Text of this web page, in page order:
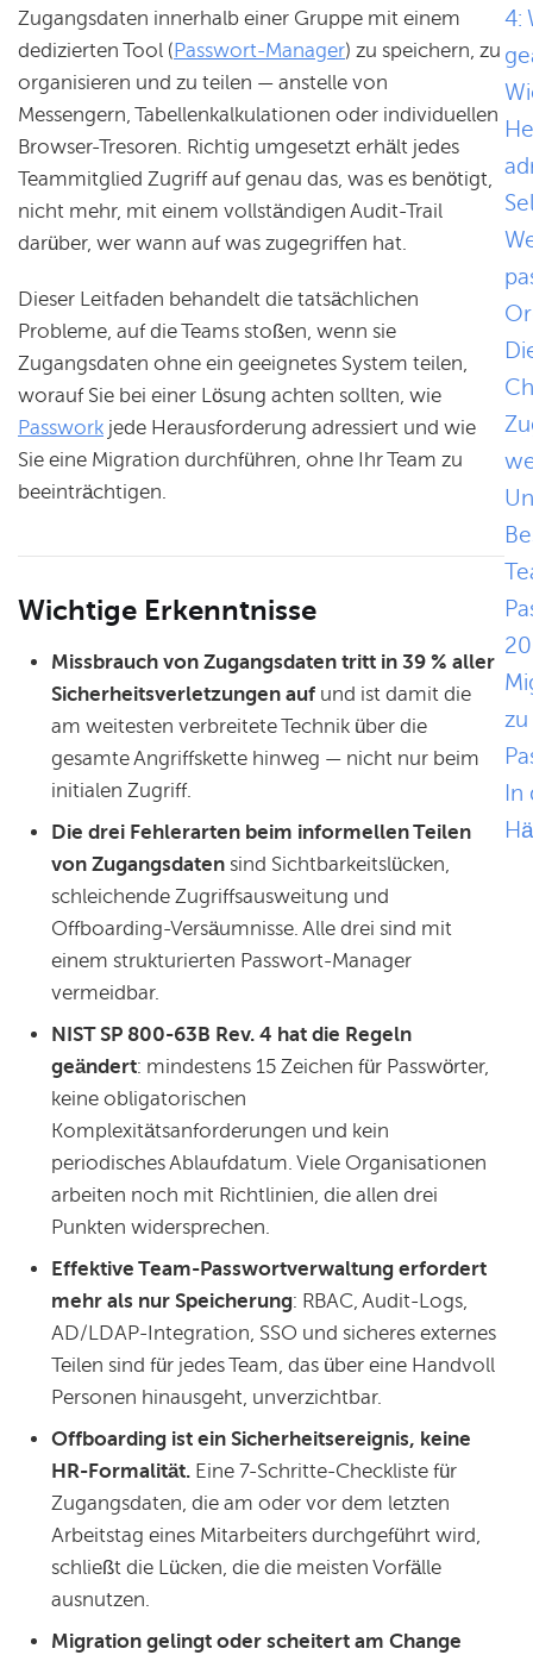
Zugangsdaten innerhalb einer Gruppe mit einem
dedizierten Tool ( Passwort-Manager) zu speichern, zu
organisieren und zu teilen — anstelle von
Messengern, Tabellenkalkulationen oder individuellen
Browser-Tresoren. Richtig umgesetzt erhält jedes
Teammitglied Zugriff auf genau das, was es benötigt,
nicht mehr, mit einem vollständigen Audit-Trail
darüber, wer wann auf was zugegriffen hat.
Dieser Leitfaden behandelt die tatsächlichen
Probleme, auf die Teams stoßen, wenn sie
Zugangsdaten ohne ein geeignetes System teilen,
worauf Sie bei einer Lösung achten sollten, wie
Passwork jede Herausforderung adressiert und wie
Sie eine Migration durchführen, ohne Ihr Team zu
beeinträchtigen.
Wichtige Erkenntnisse
Missbrauch von Zugangsdaten tritt in 39 % aller
Sicherheitsverletzungen auf und ist damit die
am weitesten verbreitete Technik über die
gesamte Angriffskette hinweg — nicht nur beim
initialen Zugriff.
Die drei Fehlerarten beim informellen Teilen
von Zugangsdaten sind Sichtbarkeitslücken,
schleichende Zugriffsausweitung und
Offboarding-Versäumnisse. Alle drei sind mit
einem strukturierten Passwort-Manager
vermeidbar.
NIST SP 800-63B Rev. 4 hat die Regeln
geändert: mindestens 15 Zeichen für Passwörter,
keine obligatorischen
Komplexitätsanforderungen und kein
periodisches Ablaufdatum. Viele Organisationen
arbeiten noch mit Richtlinien, die allen drei
Punkten widersprechen.
Effektive Team-Passwortverwaltung erfordert
mehr als nur Speicherung: RBAC, Audit-Logs,
AD/LDAP-Integration, SSO und sicheres externes
Teilen sind für jedes Team, das über eine Handvoll
Personen hinausgeht, unverzichtbar.
Offboarding ist ein Sicherheitsereignis, keine
HR-Formalität. Eine 7-Schritte-Checkliste für
Zugangsdaten, die am oder vor dem letzten
Arbeitstag eines Mitarbeiters durchgeführt wird,
schließt die Lücken, die die meisten Vorfälle
ausnutzen.
Migration gelingt oder scheitert am Change
4: